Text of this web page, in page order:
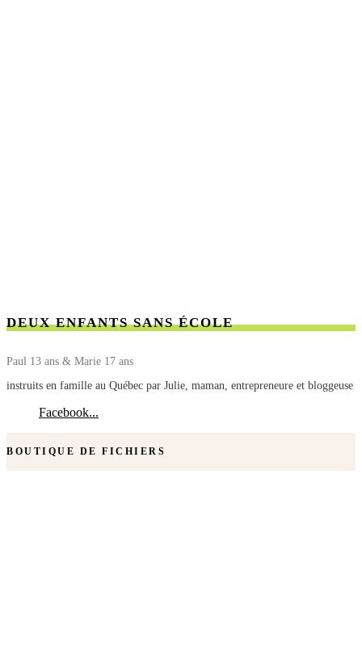
DEUX ENFANTS SANS ÉCOLE
Paul 13 ans & Marie 17 ans
instruits en famille au Québec par Julie, maman, entrepreneure et bloggeuse
Facebook...
BOUTIQUE DE FICHIERS